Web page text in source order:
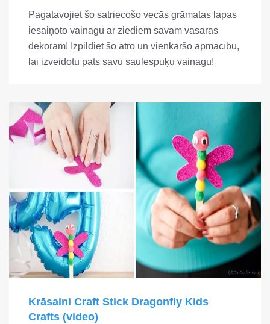
Pagatavojiet šo satriecošo vecās grāmatas lapas
iesaiņoto vainagu ar ziediem savam vasaras
dekoram! Izpildiet šo ātro un vienkāršo apmācību,
lai izveidotu pats savu saulespuķu vainagu!
Krāsaini Craft Stick Dragonfly Kids
Crafts (video)